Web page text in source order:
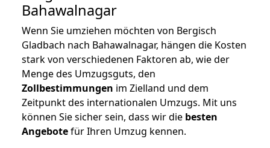
Bahawalnagar
Wenn Sie umziehen möchten von Bergisch
Gladbach nach Bahawalnagar, hängen die Kosten
stark von verschiedenen Faktoren ab, wie der
Menge des Umzugsguts, den
Zollbestimmungen im Zielland und dem
Zeitpunkt des internationalen Umzugs. Mit uns
können Sie sicher sein, dass wir die besten
Angebotefür Ihren Umzug kennen.